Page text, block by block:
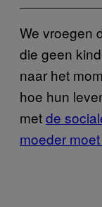
We vroegen
die geen
naar het
hoe hun
metde
moeder moet